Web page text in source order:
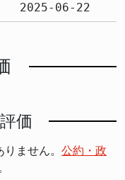
2025-06-22
価
ません。 公約・政